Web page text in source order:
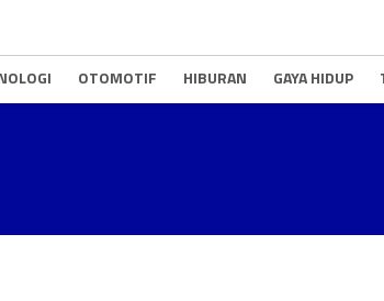
OTOMOTIF HIBURAN GAYA HIDUP